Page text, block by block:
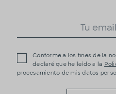
Conforme a los fines de la
declaré que he leído a la
procesamiento de mis datos